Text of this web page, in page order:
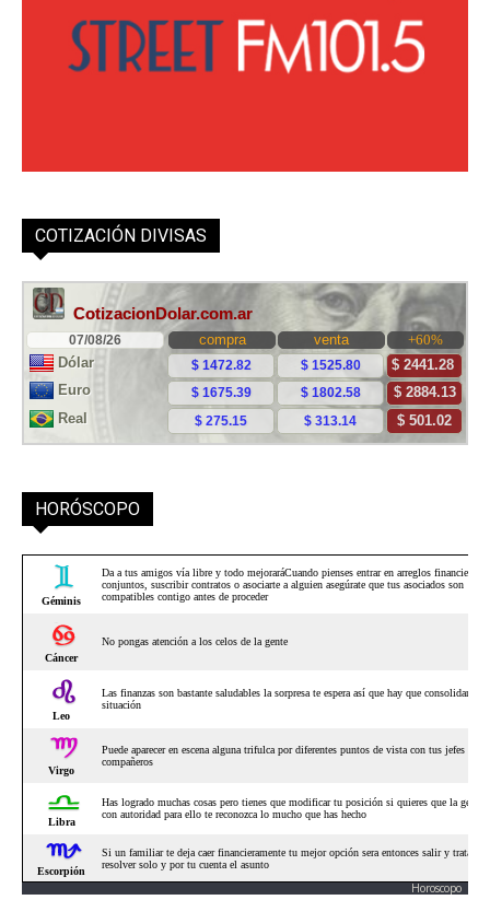
COTIZACIÓN DIVISAS
HORÓSCOPO
Horoscopo